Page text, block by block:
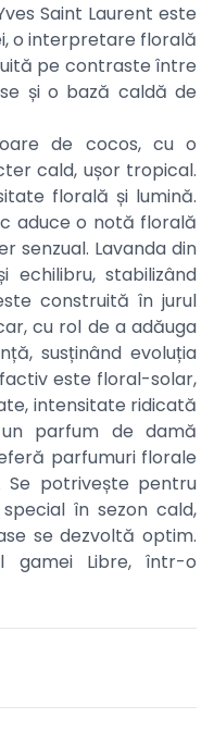
Saint Laurent este
o interpretare florală
pe contraste între
și o bază caldă de
de cocos, cu o
cald, ușor tropical.
florală și lumină.
aduce o notă florală
senzual. Lavanda din
echilibru, stabilizând
construită în jurul
cu rol de a adăuga
susținând evoluția
este floral-solar,
intensitate ridicată
parfum de damă
parfumuri florale
Se potrivește pentru
în sezon cald,
se dezvoltă optim.
gamei Libre, într-o